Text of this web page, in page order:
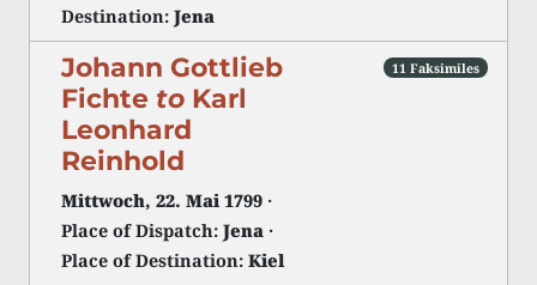
Destination: Jena
Johann Gottlieb
Fichte to Karl
Leonhard
Reinhold
Mittwoch, 22. Mai 1799 ·
Place of Dispatch: Jena ·
Place of Destination: Kiel
11 Faksimiles